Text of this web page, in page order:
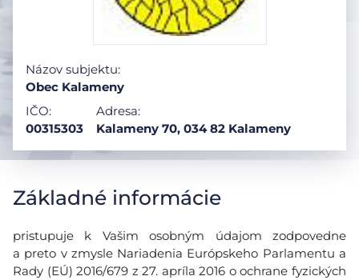
Názov subjektu:
Obec Kalameny
IČO:
00315303
Adresa:
Kalameny 70, 034 82 Kalameny
Základné informácie
pristupuje k Vašim osobným údajom zodpovedne
a preto v zmysle Nariadenia Európskeho Parlamentu a
Rady (EÚ) 2016/679 z 27. apríla 2016 o ochrane fyzických